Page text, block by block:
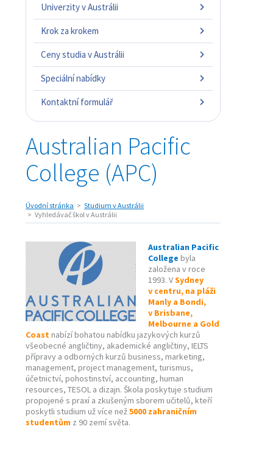
Univerzity v Austrálii
Krok za krokem
Ceny studia v Austrálii
Speciální nabídky
Kontaktní formulář
Australian Pacific
College (APC)
Úvodní stránka
Studium v Austrálii
Vyhledávač škol v Austrálii
Australian Pacific
College byla
založena v roce
1993. VSydney
v centru, na pláži
Manly a Bondi,
v Brisbane,
Melbourne a Gold
Coastnabízí bohatou nabídku jazykových kurzů
všeobecné angličtiny, akademické angličtiny, IELTS
přípravy a odborných kurzů business, marketing,
management, project management, turismus,
účetnictví, pohostinství, accounting, human
resources, TESOL a dizajn. Škola poskytuje studium
propojené s praxí a zkušeným sborem učitelů, kteří
poskytli studium už více než5000 zahraničním
studentům z 90 zemí světa.